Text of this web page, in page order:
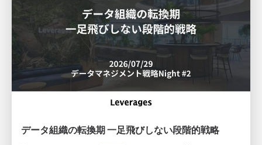
データ組織の転換期 一足飛びしない段階的戦略